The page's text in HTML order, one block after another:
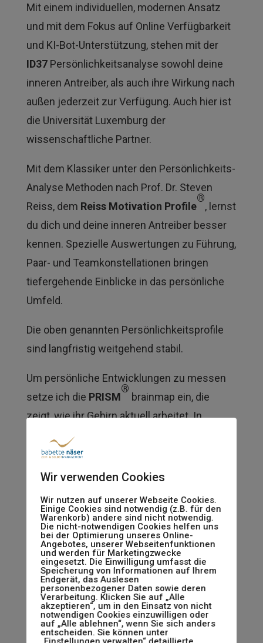
Mit einem individuellen, modernen Ansatz
und mit dem Fokus auf Online Verfügbarkeit
und KI-Bot-Unterstützung, stehen mit der
ID37 Persönlichkeitsanalyse sowohl deine
inneren Antreiber, als auch ihre Wirkung nach
außen jederzeit zur Verfügung. Auch hier ist
die Universität Luxemburg der
wissenschaftliche Partner.
Mit dem Klassiker unter den Persönlichkeits-
Analyse Methoden nach Prof. Dr. Steven
Reiss, dem Reiss Motivation Profile
®
, lernst
du dich und deine inneren Antreiber besser
kennen. Spezielle Auswertungen zu Führung,
Paar- und Teamkonstellationen bringen
tiefergehende Einblicke in das persönliche
Umfeld.
Die oben genannten Persönlichkeitsprofile
sind langfristig weitgehend stabil.
Um persönliche Entwicklungen zu messen
setze ich die PRISM
®
brainmap ein, die
zeigt, wie ihr Gehirn aktuell arbeitet. In
welchen Hirnarealen sind starke Neuronale
Verbindungen aufgebaut, die das individuelle
Verhalten widerspiegelt. Welche
uns somit belastbar einsetzbar und womit
kann ich aktiv erfolgreich spielen.
Vertiefende Analysen mit weiteren
Schwerpunkten sind, wenn relvant, möglich.
Wir verwenden Cookies
Wir nutzen auf unserer Webseite Cookies.
Einige Cookies sind notwendig (z.B. für den
Warenkorb) andere sind nicht notwendig.
Die nicht-notwendigen Cookies helfen uns
bei der Optimierung unseres Online-
Angebotes, unserer Webseitenfunktionen
und werden für Marketingzwecke
eingesetzt. Die Einwilligung umfasst die
Speicherung von Informationen auf Ihrem
Endgerät, das Auslesen
personenbezogener Daten sowie deren
Verarbeitung. Klicken Sie auf „Alle
akzeptieren“, um in den Einsatz von nicht
notwendigen Cookies einzuwilligen oder
auf „Alle ablehnen“, wenn Sie sich anders
entscheiden. Sie können unter